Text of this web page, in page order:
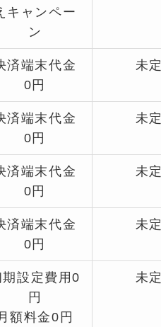
キャンペー
ン
済端末代金
0円
未定
済端末代金
0円
未定
済端末代金
0円
未定
済端末代金
0円
未定
期設定費用0
円
月額料金0円
未定